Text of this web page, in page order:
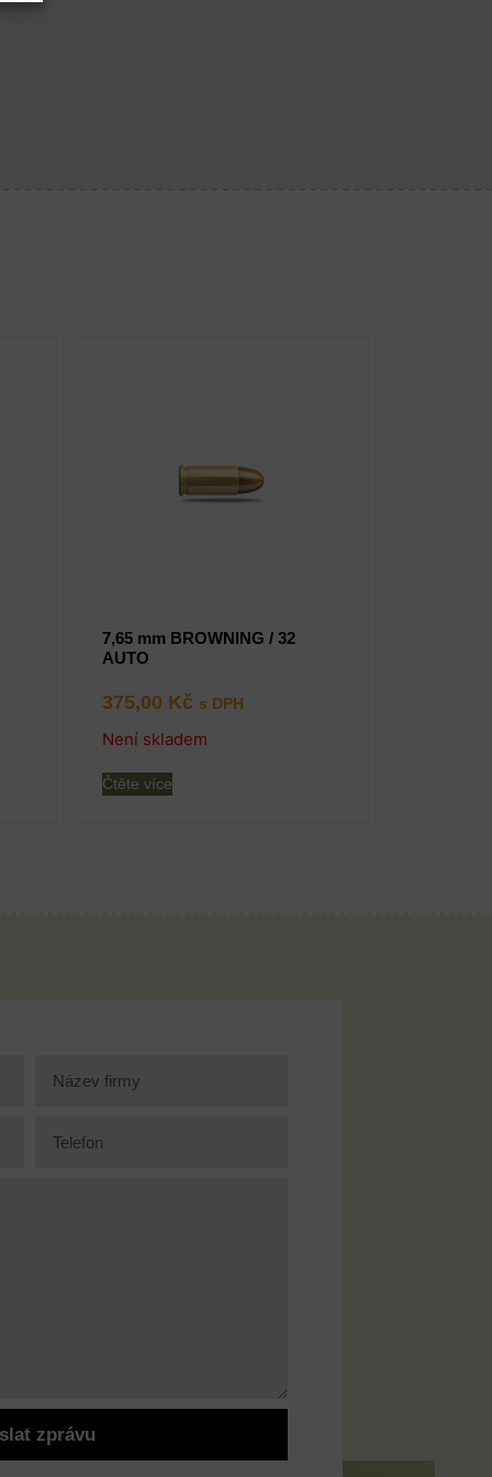
7,65 mm BROWNING / 32
AUTO
375,00 Kč s DPH
Není skladem
Čtěte více
zprávu